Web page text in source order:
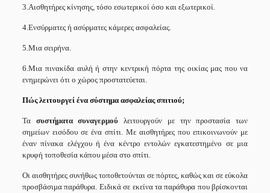
3.Αισθητήρες κίνησης, τόσο εσωτερικοί όσο και εξωτερικοί.
4.Ενσύρματες ή ασύρματες κάμερες ασφαλείας.
5.Μια σειρήνα.
6.Μια πινακίδα αυλή ή στην κεντρική πόρτα της οικίας μας που να
ενημερώνει ότι ο χώρος προστατεύεται.
Πώς λειτουργεί ένα σύστημα ασφαλείας σπιτιού;
Τα συστήματα συναγερμού λειτουργούν με την προστασία των
σημείων εισόδου σε ένα σπίτι. Με αισθητήρες που επικοινωνούν με
έναν πίνακα ελέγχου ή ένα κέντρο εντολών εγκατεστημένο σε μια
κρυφή τοποθεσία κάπου μέσα στο σπίτι.
Οι αισθητήρες συνήθως τοποθετούνται σε πόρτες, καθώς και σε εύκολα
προσβάσιμα παράθυρα. Ειδικά σε εκείνα τα παράθυρα που βρίσκονται